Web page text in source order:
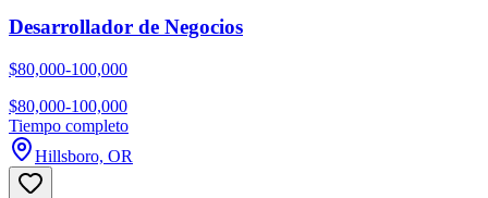
Desarrollador de Negocios
$80,000-100,000
$80,000-100,000
Tiempo completo
Hillsboro, OR